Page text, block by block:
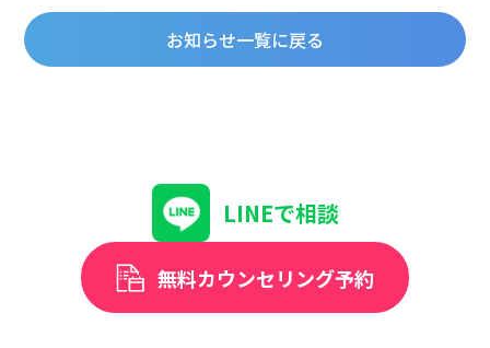
お知らせ一覧に戻る
LINEで相談
無料カウンセリング予約